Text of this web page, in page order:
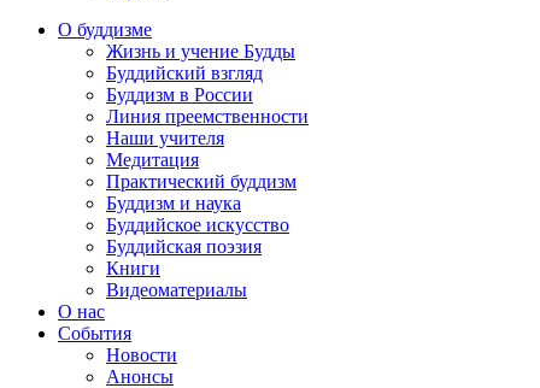
О буддизме
Жизнь и учение Будды
Буддийский взгляд
Буддизм в России
Линия преемственности
Наши учителя
Медитация
Практический буддизм
Буддизм и наука
Буддийское искусство
Буддийская поэзия
Книги
Видеоматериалы
О нас
События
Новости
Анонсы